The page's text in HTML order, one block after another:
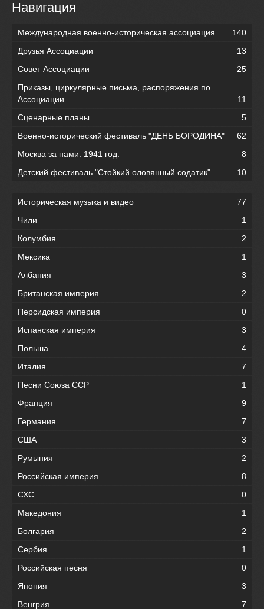
Навигация
Международная военно-историческая ассоциация
140
Друзья Ассоциации
13
Совет Ассоциации
25
Приказы, циркулярные письма, распоряжения по
Ассоциации
11
Сценарные планы
5
Военно-исторический фестиваль "ДЕНЬ БОРОДИНА"
62
Москва за нами. 1941 год.
8
Детский фестиваль "Стойкий оловянный содатик"
10
Историческая музыка и видео
77
Чили
1
Колумбия
2
Мексика
1
Албания
3
Британская империя
2
Персидская империя
0
Испанская империя
3
Польша
4
Италия
7
Песни Союза ССР
1
Франция
9
Германия
7
США
3
Румыния
2
Российская империя
8
СХС
0
Македония
1
Болгария
2
Сербия
1
Российская песня
0
Япония
3
Венгрия
7